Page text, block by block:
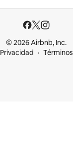
© 2026 Airbnb, Inc.
Privacidad
Términos